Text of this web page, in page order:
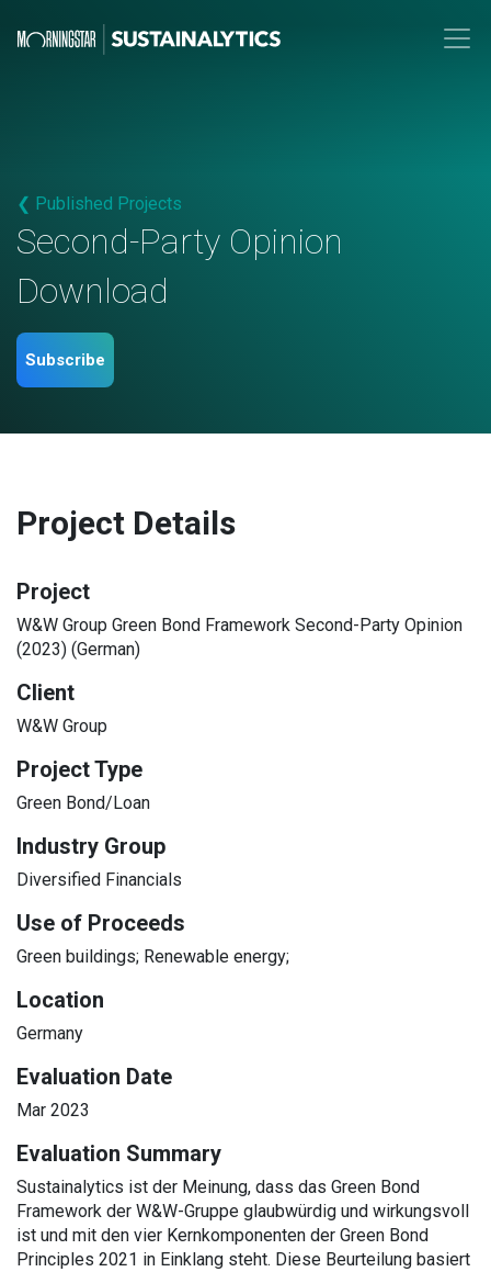
❮ Published Projects
Second-Party Opinion
Download
Subscribe
Project Details
Project
W&W Group Green Bond Framework Second-Party Opinion
(2023) (German)
Client
W&W Group
Project Type
Green Bond/Loan
Industry Group
Diversified Financials
Use of Proceeds
Green buildings; Renewable energy;
Location
Germany
Evaluation Date
Mar 2023
Evaluation Summary
Sustainalytics ist der Meinung, dass das Green Bond
Framework der W&W-Gruppe glaubwürdig und wirkungsvoll
ist und mit den vier Kernkomponenten der Green Bond
Principles 2021 in Einklang steht. Diese Beurteilung basiert